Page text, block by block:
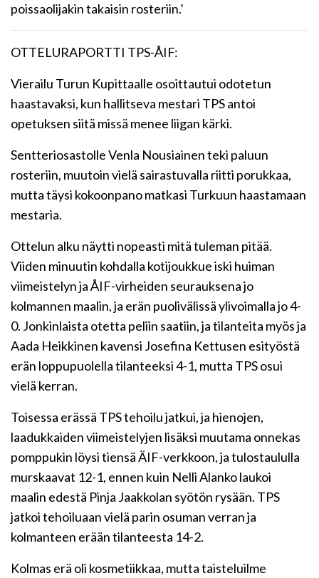
poissaolijakin takaisin rosteriin.’
OTTELURAPORTTI TPS-ÅIF:
Vierailu Turun Kupittaalle osoittautui odotetun
haastavaksi, kun hallitseva mestari TPS antoi
opetuksen siitä missä menee liigan kärki.
Sentteriosastolle Venla Nousiainen teki paluun
rosteriin, muutoin vielä sairastuvalla riitti porukkaa,
mutta täysi kokoonpano matkasi Turkuun haastamaan
mestaria.
Ottelun alku näytti nopeasti mitä tuleman pitää.
Viiden minuutin kohdalla kotijoukkue iski huiman
viimeistelyn ja ÅIF-virheiden seurauksena jo
kolmannen maalin, ja erän puolivälissä ylivoimalla jo 4-
0. Jonkinlaista otetta peliin saatiin, ja tilanteita myös ja
Aada Heikkinen kavensi Josefina Kettusen esityöstä
erän loppupuolella tilanteeksi 4-1, mutta TPS osui
vielä kerran.
Toisessa erässä TPS tehoilu jatkui, ja hienojen,
laadukkaiden viimeistelyjen lisäksi muutama onnekas
pomppukin löysi tiensä ÄIF-verkkoon, ja tulostaululla
murskaavat 12-1, ennen kuin Nelli Alanko laukoi
maalin edestä Pinja Jaakkolan syötön rysään. TPS
jatkoi tehoiluaan vielä parin osuman verran ja
kolmanteen erään tilanteesta 14-2.
Kolmas erä oli kosmetiikkaa, mutta taisteluilme